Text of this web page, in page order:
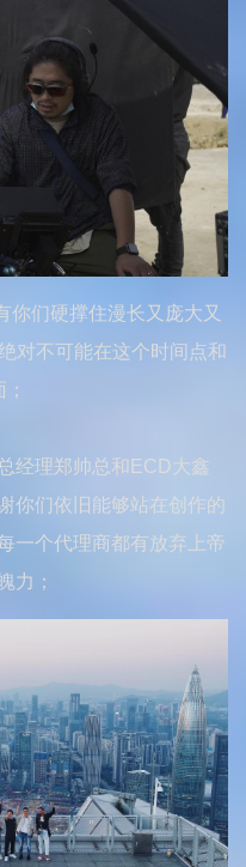
你们硬撑住漫长又庞大又
对不可能在这个时间点和
经理郑帅总和ECD大鑫
你们依旧能够站在创作的
一个代理商都有放弃上帝
力；